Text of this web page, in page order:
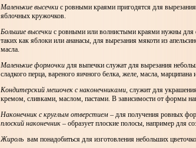
Маленькие высечки с ровными краями пригодятся для
яблочных кружочков.
Большие высечки с ровными или волнистыми краями нужны для
таких как яблоки или ананасы, для вырезания мякоти из
масла.
Маленькие формочки для выпечки служат для вырезания
сладкого перца, вареного яичного белка, желе, масла, марципана
Кондитерский мешочек с наконечниками, служит для
кремом, сливками, маслом, пастами. В зависимости от формы
Наконечник с круглым отверстием – для получения ровных
плоский наконечник – образует плоские полосы, например для
Жироль вам понадобиться для изготовления небольших